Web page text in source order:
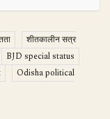
शीतकालीन सत्र
BJD special status
Odisha political